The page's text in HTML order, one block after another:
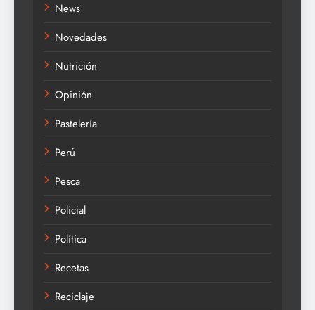
News
Novedades
Nutrición
Opinión
Pastelería
Perú
Pesca
Policial
Política
Recetas
Reciclaje